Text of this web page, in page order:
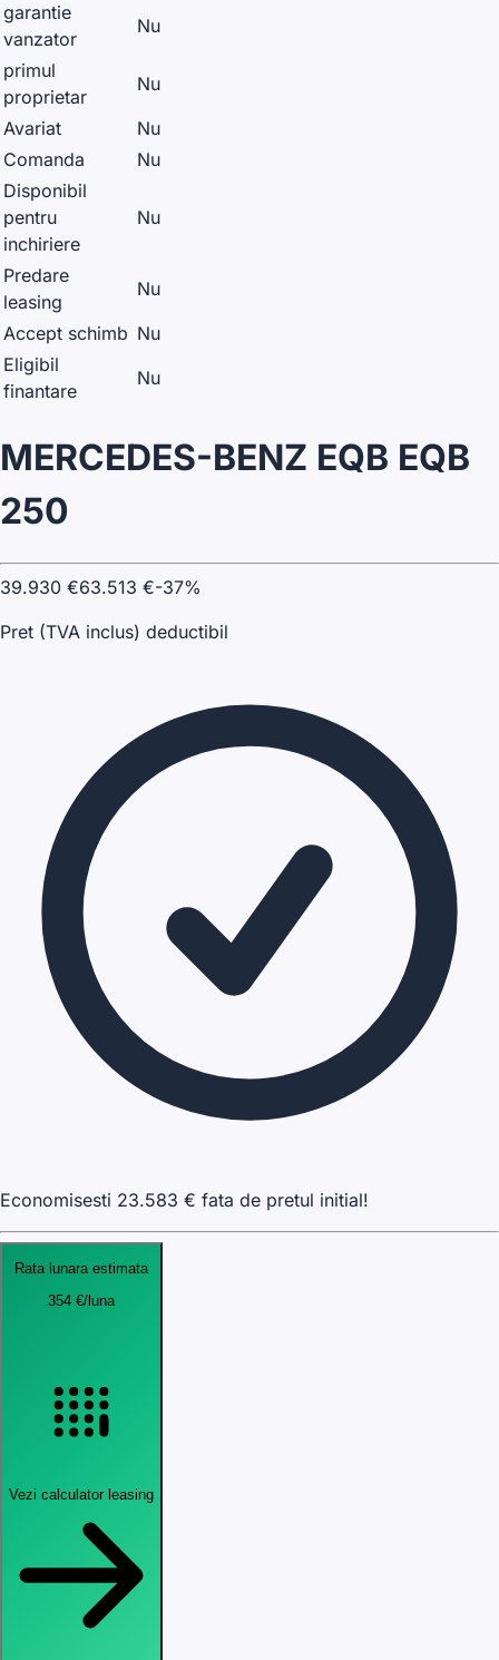
garantie
vanzator
Nu
primul
proprietar
Nu
Avariat
Nu
Comanda
Nu
Disponibil
pentru
inchiriere
Nu
Predare
leasing
Nu
Accept schimb Nu
Eligibil
finantare
Nu
MERCEDES-BENZ EQB EQB
250
39.930 €63.513 €-37%
Pret (TVA inclus) deductibil
Economisesti 23.583 € fata de pretul initial!
Rata lunara estimata
354 €/luna
Vezi calculator leasing